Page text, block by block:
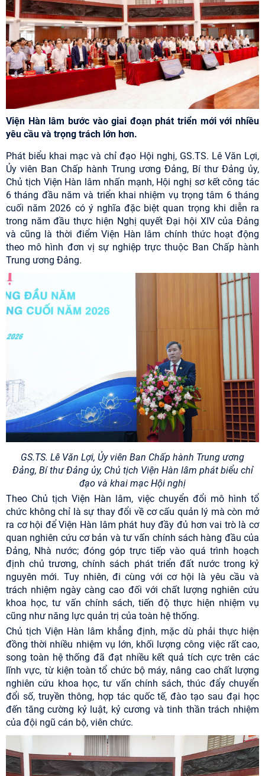
Viện Hàn lâm bước vào giai đoạn phát triển mới với nhiều
yêu cầu và trọng trách lớn hơn.
Phát biểu khai mạc và chỉ đạo Hội nghị, GS.TS. Lê Văn Lợi,
Ủy viên Ban Chấp hành Trung ương Đảng, Bí thư Đảng ủy,
Chủ tịch Viện Hàn lâm nhấn mạnh, Hội nghị sơ kết công tác
6 tháng đầu năm và triển khai nhiệm vụ trọng tâm 6 tháng
cuối năm 2026 có ý nghĩa đặc biệt quan trọng khi diễn ra
trong năm đầu thực hiện Nghị quyết Đại hội XIV của Đảng
và cũng là thời điểm Viện Hàn lâm chính thức hoạt động
theo mô hình đơn vị sự nghiệp trực thuộc Ban Chấp hành
Trung ương Đảng.
GS.TS. Lê Văn Lợi, Ủy viên Ban Chấp hành Trung ương
Đảng, Bí thư Đảng ủy, Chủ tịch Viện Hàn lâm phát biểu chỉ
đạo và khai mạc Hội nghị
Theo Chủ tịch Viện Hàn lâm, việc chuyển đổi mô hình tổ
chức không chỉ là sự thay đổi về cơ cấu quản lý mà còn mở
ra cơ hội để Viện Hàn lâm phát huy đầy đủ hơn vai trò là cơ
quan nghiên cứu cơ bản và tư vấn chính sách hàng đầu của
Đảng, Nhà nước; đóng góp trực tiếp vào quá trình hoạch
định chủ trương, chính sách phát triển đất nước trong kỷ
nguyên mới. Tuy nhiên, đi cùng với cơ hội là yêu cầu và
trách nhiệm ngày càng cao đối với chất lượng nghiên cứu
khoa học, tư vấn chính sách, tiến độ thực hiện nhiệm vụ
cũng như năng lực quản trị của toàn hệ thống.
Chủ tịch Viện Hàn lâm khẳng định, mặc dù phải thực hiện
đồng thời nhiều nhiệm vụ lớn, khối lượng công việc rất cao,
song toàn hệ thống đã đạt nhiều kết quả tích cực trên các
lĩnh vực, từ kiện toàn tổ chức bộ máy, nâng cao chất lượng
nghiên cứu khoa học, tư vấn chính sách, thúc đẩy chuyển
đổi số, truyền thông, hợp tác quốc tế, đào tạo sau đại học
đến tăng cường kỷ luật, kỷ cương và tinh thần trách nhiệm
của đội ngũ cán bộ, viên chức.